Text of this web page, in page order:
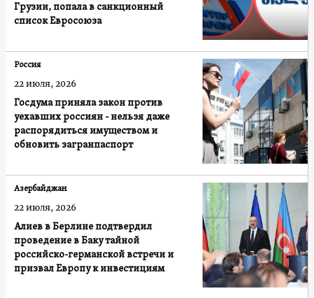
Грузии, попала в санкционный
список Евросоюза
Госдума приняла закон против
уехавших россиян - нельзя даже
распорядиться имуществом и
обновить загранпаспорт
Россия
22 июля, 2026
Алиев в Берлине подтвердил
проведение в Баку тайной
российско-германской встречи и
призвал Европу к инвестициям
Азербайджан
22 июля, 2026